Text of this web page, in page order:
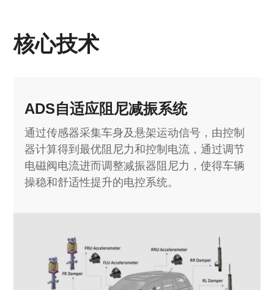
核心技术
ADS自适应阻尼减振系统
通过传感器采集车身及悬架运动信号，由控制
器计算得到最优阻尼力和控制电流，通过调节
电磁阀电流进而调整减振器阻尼力，使得车辆
操稳和舒适性提升的电控系统。